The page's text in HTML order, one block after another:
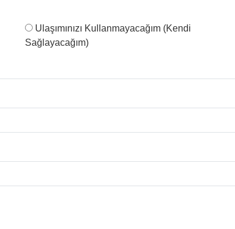
Ulaşımınızı Kullanmayacağım (Kendi
Sağlayacağım)